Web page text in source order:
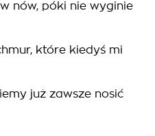
nów, póki nie wyginie
które kiedyś mi
już zawsze nosić